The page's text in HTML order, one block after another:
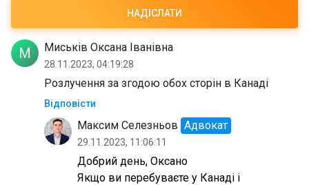
НАДІСЛАТИ
М Миськів Оксана Іванівна
28.11.2023, 04:19:28
Розлучення за згодою обох сторін в Канаді
Відповісти
Максим Селезньов Адвокат
29.11.2023, 11:06:11
Добрий день, Оксано
Якщо ви перебуваєте у Канаді і